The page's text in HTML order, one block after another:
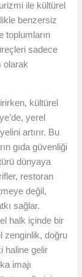
ile kültürel
benzersiz
toplumların
sadece
olarak
kültürel
yerel
artırır. Bu
gıda güvenliği
dünyaya
restoran
değil,
sağlar.
halk içinde bir
zenginlik, doğru
haline gelir
imajı